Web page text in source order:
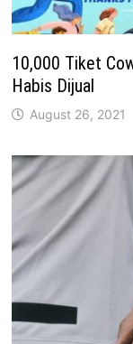
10,000 Tiket
Habis Dijual
August 26, 2021